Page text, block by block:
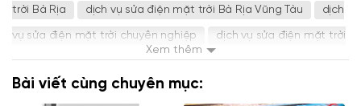
Xem thêm
trời Bà Rịa dịch vụ sửa điện mặt trời Bà Rịa Vũng Tàu dịch
vụ sửa điện mặt trời chuyên nghiệp dịch vụ sửa điện mặt trời
giá rẻ dịch vụ sửa điện mặt trời Vũng Tàu sửa chữa điện
mặt trời chuyên nghiệp sửa chữa điện mặt trời giá rẻ
Bài viết cùng chuyên mục: